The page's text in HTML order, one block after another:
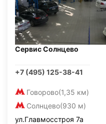
Сервис Солнцево
+7 (495) 125-38-41
Говорово(1,35 км)
Солнцево(930 м)
ул.Главмосстроя 7а